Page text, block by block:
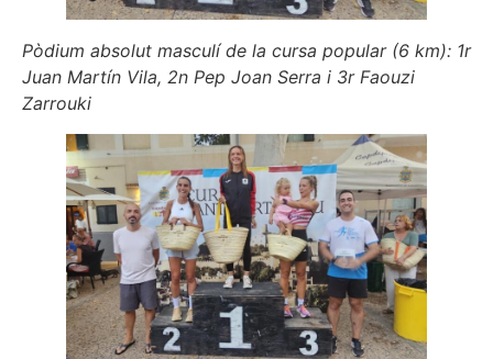
Pòdium absolut masculí de la cursa popular (6 km): 1r
Juan Martín Vila, 2n Pep Joan Serra i 3r Faouzi
Zarrouki